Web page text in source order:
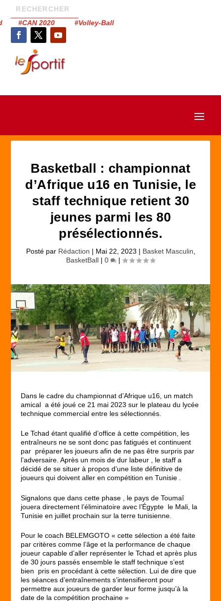
#CAN 2020 #Volley-Ball
Basketball : championnat
d’Afrique u16 en Tunisie, le
staff technique retient 30
jeunes parmi les 80
présélectionnés.
Posté par Rédaction | Mai 22, 2023 | Basket Masculin
BasketBall | 0 |
Dans le cadre du championnat d’Afrique u16, un match
amical a été joué ce 21 mai 2023 sur le plateau du lycée
technique commercial entre les sélectionnés.
Le Tchad étant qualifié d’office à cette compétition, les
entraîneurs ne se sont donc pas fatigués et continuent
par préparer les joueurs afin de ne pas être surpris par
l’adversaire. Après un mois de dur labeur , le staff a
décidé de se situer à propos d’une liste définitive de
joueurs qui doivent aller en compétition en Tunisie .
Signalons que dans cette phase , le pays de Toumaî
jouera directement l’éliminatoire avec l’Égypte le Mali, la
Tunisie en juillet prochain sur la terre tunisienne.
Pour le coach BELEMGOTO « cette sélection a été faite
par critères comme l’âge et la performance de chaque
joueur capable d’aller représenter le Tchad et après plus
de 30 jours passés ensemble le staff technique s’est
bien pris en procédant à cette sélection. Lui de dire que
les séances d’entraînements s’intensifieront pour
permettre aux joueurs de garder leur forme jusqu’à la
date de la compétition prochaine »